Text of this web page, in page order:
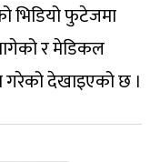
भिडियो फुटेजमा
र मेडिकल
देखाइएको छ ।